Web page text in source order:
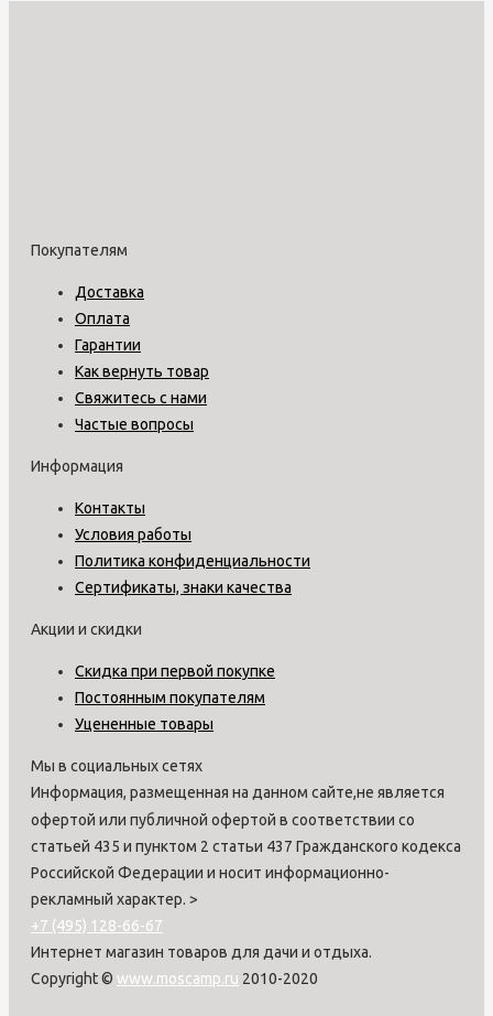
Покупателям
Доставка
Оплата
Гарантии
Как вернуть товар
Свяжитесь с нами
Частые вопросы
Информация
Контакты
Условия работы
Политика конфиденциальности
Сертификаты, знаки качества
Акции и скидки
Скидка при первой покупке
Постоянным покупателям
Уцененные товары
Мы в социальных сетях
Информация, размещенная на данном сайте,не является
офертой или публичной офертой в соответствии со
статьей 435 и пунктом 2 статьи 437 Гражданского кодекса
Российской Федерации и носит информационно-
рекламный характер. >
+7 (495) 128-66-67
Интернет магазин товаров для дачи и отдыха.
Copyright © www.moscamp.ru 2010-2020